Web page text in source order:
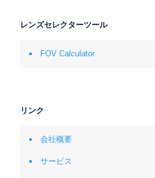
レンズセレクターツール
FOV Calculator
リンク
会社概要
サービス